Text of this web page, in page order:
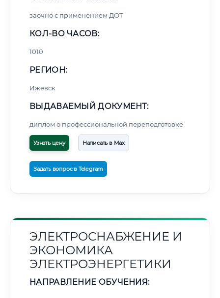
заочно с применением ДОТ
КОЛ-ВО ЧАСОВ:
1010
РЕГИОН:
Ижевск
ВЫДАВАЕМЫЙ ДОКУМЕНТ:
диплом о профессиональной переподготовке
Узнать цену Написать в Max
Задать вопрос в Telegram
ЭЛЕКТРОСНАБЖЕНИЕ И
ЭКОНОМИКА
ЭЛЕКТРОЭНЕРГЕТИКИ
НАПРАВЛЕНИЕ ОБУЧЕНИЯ: